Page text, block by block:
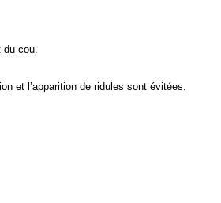
du cou.
et l’apparition de ridules sont évitées.